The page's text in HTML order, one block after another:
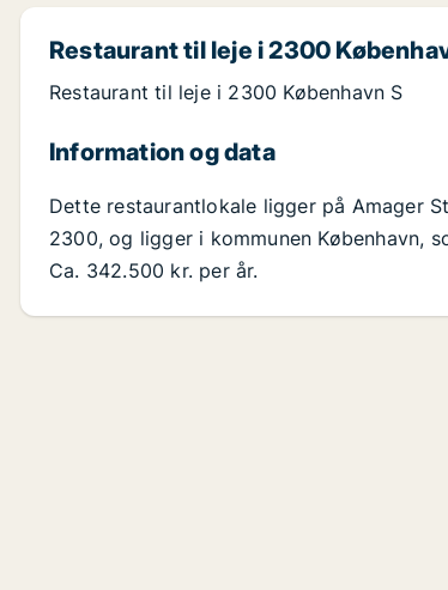
Restaurant til leje i 2300
Restaurant til leje i 2300 København S
Information og data
Dette restaurantlokale ligger på Amager
2300, og ligger i kommunen København,
Ca. 342.500 kr. per år.